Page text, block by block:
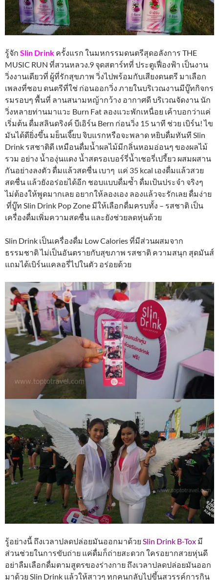
รู้จัก Slin Drink ครั้งแรก ในมหกรรมดนตรีสุดอลังการ THE
MUSIC RUN ที่สวนหลวง.9 จุดสตาร์ทที่ ประตูเฟื่องฟ้า เป็นงาน
วิ่งงานเดียวที่ ผู้ที่รักสุขภาพ วิ่งไปพร้อมกับเสียงดนตรี มาเลือก
เพลงที่ชอบ ดนตรีที่ใช่ ก่อนออกวิ่ง ภายในบริเวณงานมีบู๊ทกิจกร
รมรอบๆ พื้นที่ ลานสนามหญ้ากว้าง อากาศดี บริเวณจัดงาน นัก
วิ่งหลายท่านมาแวะ Burn Fat ลองแวะพักเหนื่อย เค้าบอกว่าแค่
เริ่มต้น ดื่มสลินดริงค์ บีเอิร์น Bern ก่อนวิ่ง 15 นาที ช่วย เบิร์น! ไข
มันได้ดียิ่งขึ้น มย็นเจี๊ยบ จิบแรกหรือจะพลาด หยิบดื่มทันที Slin
Drink รสชาติดี เหมือนดื่มน้ำผลไม้มีกลิ่นหอมอ่อนๆ ของผลไม้
รวม อย่าง น้ำองุ่นแดง น้ำสตรอเบอร์รี่น้ำเชอรี่เปรี้ยว ผสมผสาน
กันอย่างลงตัว ดื่มแล้วสดชื่น เบาๆ แค่ 35 kcal เองดื่มแล้วสวย
สดชื่น แล้วยังอร่อยได้อีก ชอบแบบดื่มซ้ำ ดื่มเป้นประจำ จริงๆ
ไม่ต้องให้พูดมากเลย อยากให้ลองเอง ลองแล้วจะรักเลย ดื่มง่าย
ที่บู๊ท Slin Drink Pop Zone มีให้เลือกดื่มครบทั้ง – รสชาติ เป็น
เครื่องดื่มเพิ่มความสดชื่น และยังช่วยลดหุ่นด้วย
Slin Drink เป็นเครื่องดื่ม Low Calories ที่มีส่วนผสมจาก
ธรรมชาติ ไม่เป็นอันตรายกับสุขภาพ รสชาติ ความสนุก สุดมันส์
แถมได้เบิร์นแคลอรี่ไปในตัว อร่อยด้วย
รู้อย่างนี้ ถึงเวลาปลดปล่อยมันออกมาด้วย Slin Drink B-Tox มี
ส่วนช่วยในการขับถ่าย แค่ดื่มก็ถ่ายสะดวก ใครอยากสวยหุ่นดี
อย่าลืมเลือกดื่มตามสูตรของร่างกาย ถึงเวลาปลดปล่อยมันออก
มาด้วย Slin Drink แล้วให้สาวๆ ทุกคนกลับไปขึ้นสวรรค์การกิน